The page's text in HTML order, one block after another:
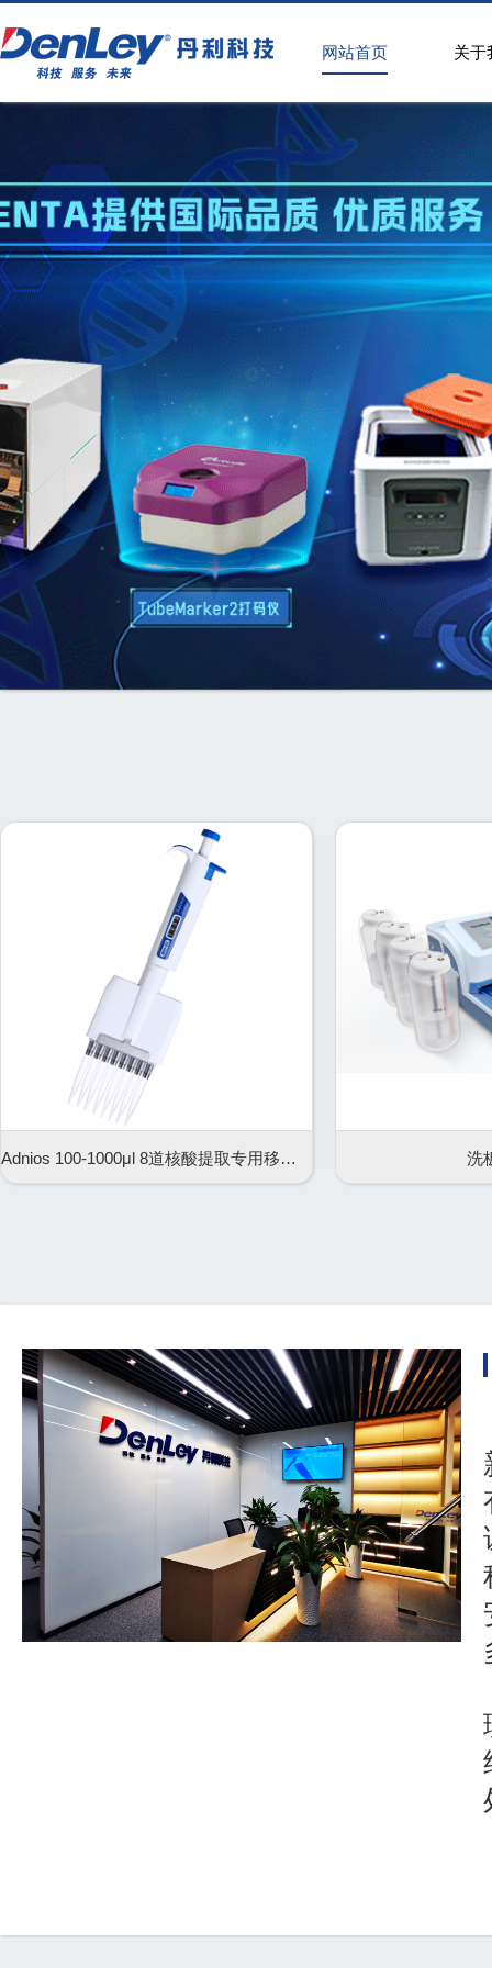
网站首页 关于
Adnios 100-1000μl 8道核酸提取专用移液器 洗